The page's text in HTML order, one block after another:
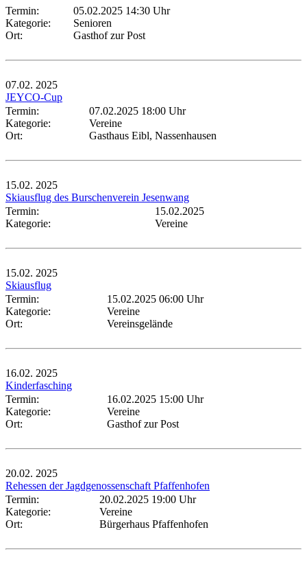
Termin:
05.02.2025 14:30 Uhr
Kategorie:
Senioren
Ort:
Gasthof zur Post
07.02. 2025
JEYCO-Cup
Termin:
07.02.2025 18:00 Uhr
Kategorie:
Vereine
Ort:
Gasthaus Eibl, Nassenhausen
15.02. 2025
Skiausflug des Burschenverein Jesenwang
Termin:
15.02.2025
Kategorie:
Vereine
15.02. 2025
Skiausflug
Termin:
15.02.2025 06:00 Uhr
Kategorie:
Vereine
Ort:
Vereinsgelände
16.02. 2025
Kinderfasching
Termin:
16.02.2025 15:00 Uhr
Kategorie:
Vereine
Ort:
Gasthof zur Post
20.02. 2025
Rehessen der Jagdgenossenschaft Pfaffenhofen
Termin:
20.02.2025 19:00 Uhr
Kategorie:
Vereine
Ort:
Bürgerhaus Pfaffenhofen